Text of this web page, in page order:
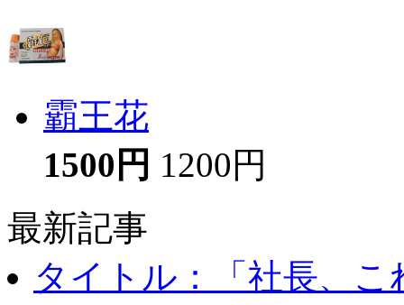
霸王花
1500円 1200円
最新記事
タイトル：「社長、こ